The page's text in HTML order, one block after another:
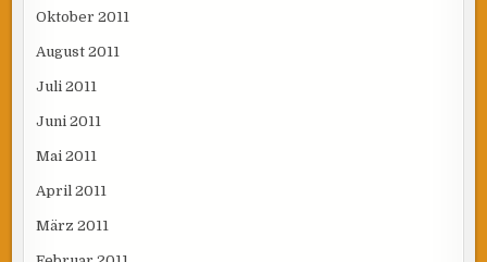
Oktober 2011
August 2011
Juli 2011
Juni 2011
Mai 2011
April 2011
März 2011